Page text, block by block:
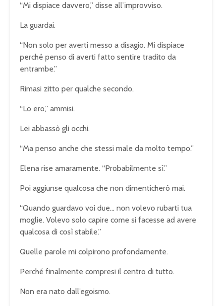
“Mi dispiace davvero,” disse all’improvviso.
La guardai.
“Non solo per averti messo a disagio. Mi dispiace
perché penso di averti fatto sentire tradito da
entrambe.”
Rimasi zitto per qualche secondo.
“Lo ero,” ammisi.
Lei abbassò gli occhi.
“Ma penso anche che stessi male da molto tempo.”
Elena rise amaramente. “Probabilmente sì.”
Poi aggiunse qualcosa che non dimenticherò mai.
“Quando guardavo voi due… non volevo rubarti tua
moglie. Volevo solo capire come si facesse ad avere
qualcosa di così stabile.”
Quelle parole mi colpirono profondamente.
Perché finalmente compresi il centro di tutto.
Non era nato dall’egoismo.